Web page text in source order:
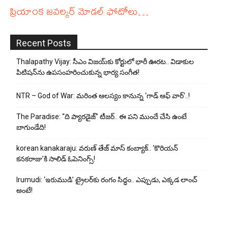
ప్రియాంక జవల్కర్ మోడల్ ఫోటోలు…
Recent Posts
Thalapathy Vijay: సీఎం విజయ్‌కు కోర్టులో భారీ ఊరట.. విడాకుల
పిటిషన్‌ను ఉపసంహరించుకున్న భార్య సంగీత!
NTR – God of War: మరింత ఆలస్యం కానున్న ‘గాడ్ ఆఫ్ వార్’..!
The Paradise: “ది ప్యారడైజ్” టీజర్.. ఈ పని ముందే చేసి ఉంటే
బాగుండేది!
korean kanakaraju: వరుణ్ తేజ్ మాస్ కంబ్యాక్.. ‘కొరియన్
కనకరాజు’కి సాలిడ్ ఓపెనింగ్స్!
Irumudi: ‘ఇరుముడి’ ట్రైలర్‌కు రంగం సిద్ధం.. ఎప్పుడు, ఎక్కడ లాంచ్
అంటే!